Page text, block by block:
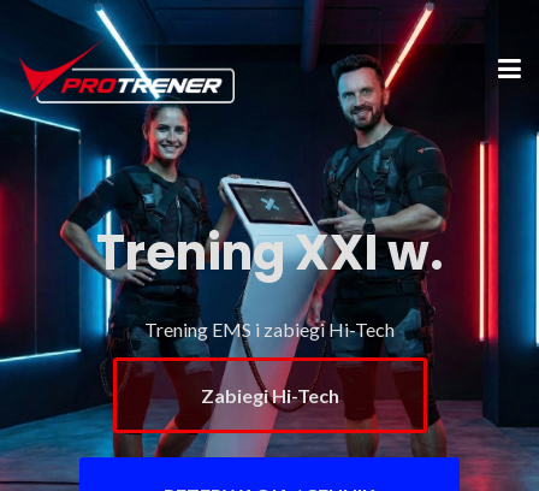
Trening XXI w.
Trening EMS i zabiegi Hi-Tech
Zabiegi Hi-Tech